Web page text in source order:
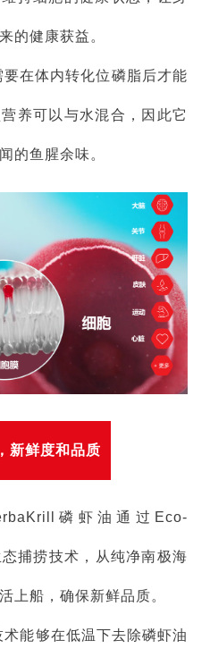
的健康获益。
在体内转化位磷脂后才能
养可以与水混合，因此它
的鱼腥余味。
新鲜度和品质
磷虾油通过Eco-
捕捞技术，从纯净南极海
上船，确保新鲜品质。
能够在低温下去除磷虾油